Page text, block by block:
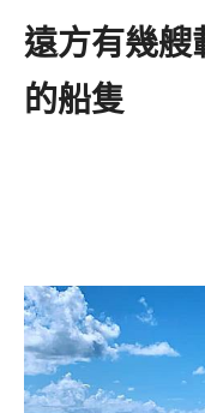
遠方有幾艘
的船隻